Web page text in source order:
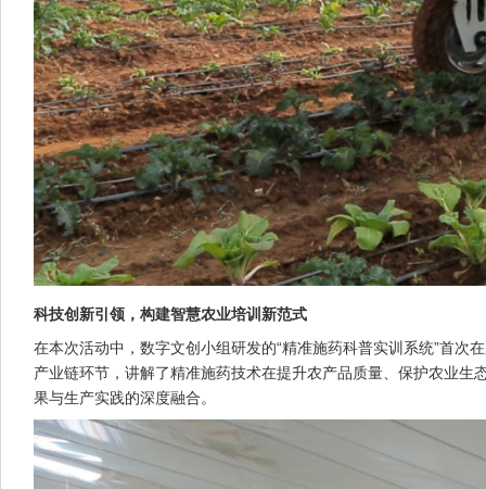
科技创新引领，构建智慧农业培训新范式
在本次活动中，数字文创小组研发的“精准施药科普实训系统”首次
产业链环节，讲解了精准施药技术在提升农产品质量、保护农业
果与生产实践的深度融合。